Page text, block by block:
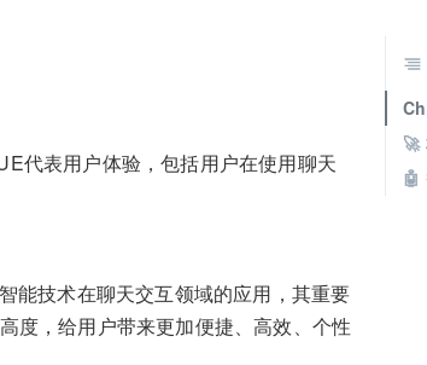
代表用户体验，包括用户在使用聊天
能技术在聊天交互领域的应用，其重要
度，给用户带来更加便捷、高效、个性
🚀
🤖